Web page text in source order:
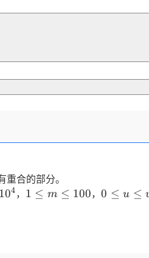
合的部分。
104， 1
1 ≤ m ≤ 100，0
0 ≤ u ≤